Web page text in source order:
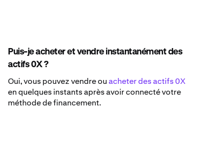
Puis-je acheter et vendre instantanément des
actifs 0X ?
Oui, vous pouvez vendre ouacheter des actifs 0X
en quelques instants après avoir connecté votre
méthode de financement.